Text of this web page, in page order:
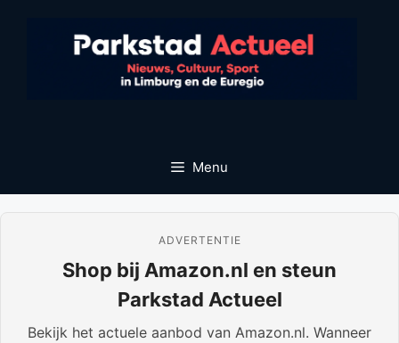
Menu
ADVERTENTIE
Shop bij Amazon.nl en steun
Parkstad Actueel
Bekijk het actuele aanbod van Amazon.nl. Wanneer